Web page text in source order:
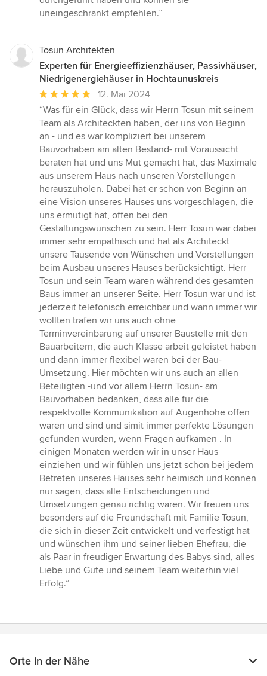
uneingeschränkt empfehlen.”
Tosun Architekten
Experten für Energieeffizienzhäuser, Passivhäuser,
Niedrigenergiehäuser in Hochtaunuskreis
Durchschnittliche
Bewertung:
5
von
5
Sternen
12. Mai 2024
“Was für ein Glück, dass wir Herrn Tosun mit seinem
Team als Architeckten haben, der uns von Beginn
an - und es war kompliziert bei unserem
Bauvorhaben am alten Bestand- mit Voraussicht
beraten hat und uns Mut gemacht hat, das Maximale
aus unserem Haus nach unseren Vorstellungen
herauszuholen. Dabei hat er schon von Beginn an
eine Vision unseres Hauses uns vorgeschlagen, die
uns ermutigt hat, offen bei den
Gestaltungswünschen zu sein. Herr Tosun war dabei
immer sehr empathisch und hat als Architeckt
unsere Tausende von Wünschen und Vorstellungen
beim Ausbau unseres Hauses berücksichtigt. Herr
Tosun und sein Team waren während des gesamten
Baus immer an unserer Seite. Herr Tosun war und ist
jederzeit telefonisch erreichbar und wann immer wir
wollten trafen wir uns auch ohne
Terminvereinbarung auf unserer Baustelle mit den
Bauarbeitern, die auch Klasse arbeit geleistet haben
und dann immer flexibel waren bei der Bau-
Umsetzung. Hier möchten wir uns auch an allen
Beteiligten -und vor allem Herrn Tosun- am
Bauvorhaben bedanken, dass alle für die
respektvolle Kommunikation auf Augenhöhe offen
waren und sind und simit immer perfekte Lösungen
gefunden wurden, wenn Fragen aufkamen . In
einigen Monaten werden wir in unser Haus
einziehen und wir fühlen uns jetzt schon bei jedem
Betreten unseres Hauses sehr heimisch und können
nur sagen, dass alle Entscheidungen und
Umsetzungen genau richtig waren. Wir freuen uns
besonders auf die Freundschaft mit Familie Tosun,
die sich in dieser Zeit entwickelt und verfestigt hat
und wünschen ihm und seiner lieben Ehefrau, die
als Paar in freudiger Erwartung des Babys sind, alles
Liebe und Gute und seinem Team weiterhin viel
Erfolg.”
Orte in der Nähe